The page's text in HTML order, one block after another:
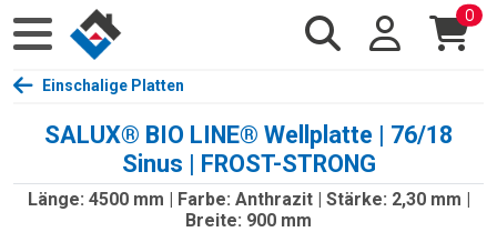
0
Einschalige Platten
SALUX® BIO LINE® Wellplatte | 76/18
Sinus | FROST-STRONG
Länge: 4500 mm | Farbe: Anthrazit | Stärke: 2,30 mm |
Breite: 900 mm